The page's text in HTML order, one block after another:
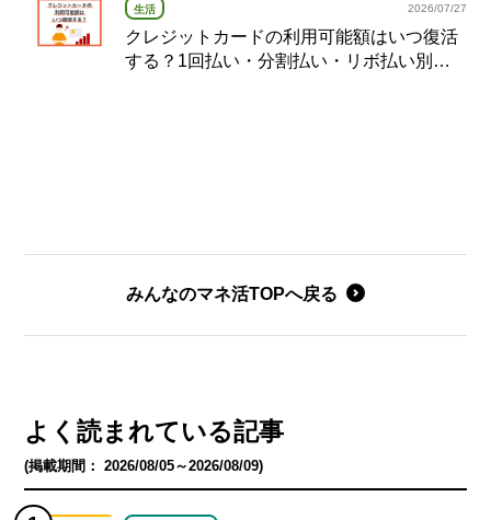
生活 2026/07/27
クレジットカードの利用可能額はいつ復活
する？1回払い・分割払い・リボ払い別の
みんなのマネ活TOPへ戻る
よく読まれている記事
(掲載期間： 2026/08/05～2026/08/09)